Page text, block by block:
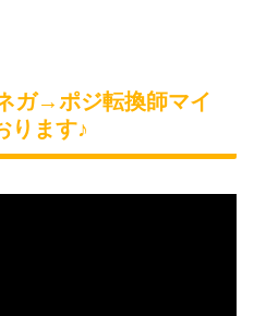
ガ→ポジ転換師マイ
ります♪